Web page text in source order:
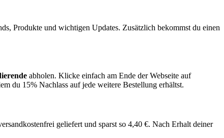
Produkte und wichtigen Updates. Zusätzlich bekommst du einen
abholen. Klicke einfach am Ende der Webseite auf
du 15% Nachlass auf jede weitere Bestellung erhältst.
geliefert und sparst so 4,40 €. Nach Erhalt deiner